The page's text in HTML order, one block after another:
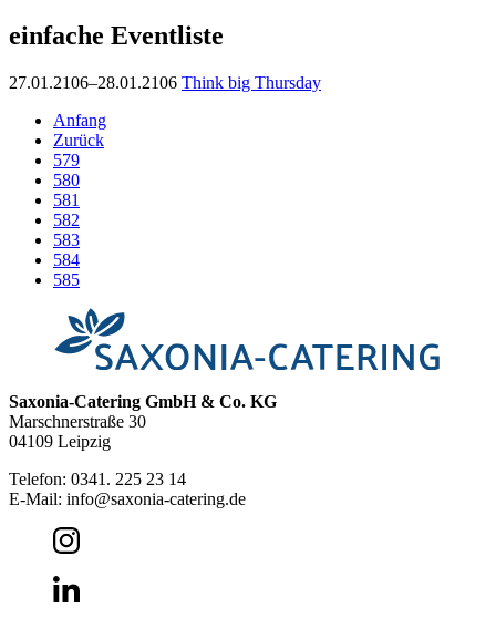
einfache Eventliste
27.01.2106–28.01.2106 Think big Thursday
Anfang
Zurück
579
580
581
582
583
584
585
Saxonia-Catering GmbH & Co. KG
Marschnerstraße 30
04109 Leipzig
Telefon: 0341. 225 23 14
E-Mail: info@saxonia-catering.de